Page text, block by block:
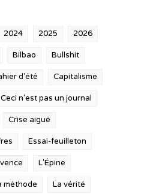
2024 2025 2026
Bilbao Bullshit
d'été Capitalisme
Ceci n'est pas un journal
Crise aiguë
Essai-feuilleton
L'Épine
méthode La vérité